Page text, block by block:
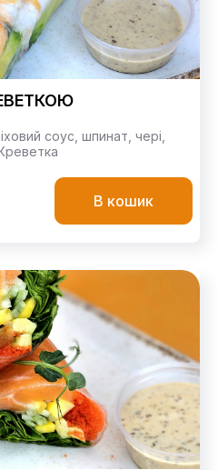
соус, шпинат, чері,
В кошик